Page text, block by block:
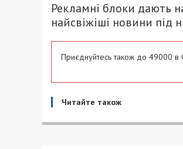
Рекламні блоки дають
найсвіжіші новини під
Приєднуйтесь також до 49000 в
Читайте також